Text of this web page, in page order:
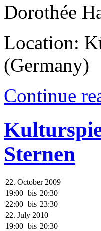
Dorothée
Location:
(Germany)
Continue
Sternen
22. October 2009
19:00 bis 20:30
22:00 bis 23:30
22. July 2010
19:00 bis 20:30